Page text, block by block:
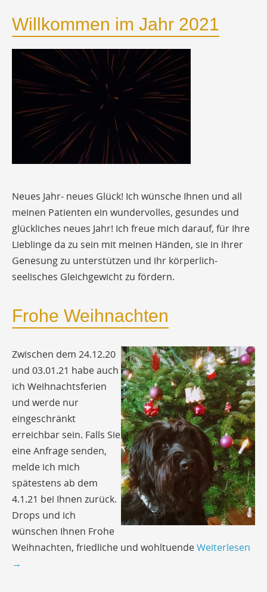
Willkommen im Jahr 2021
Neues Jahr- neues Glück! Ich wünsche Ihnen und all
meinen Patienten ein wundervolles, gesundes und
glückliches neues Jahr! Ich freue mich darauf, für Ihre
Lieblinge da zu sein mit meinen Händen, sie in ihrer
Genesung zu unterstützen und ihr körperlich-
seelisches Gleichgewicht zu fördern.
Frohe Weihnachten
Zwischen dem 24.12.20
und 03.01.21 habe auch
ich Weihnachtsferien
und werde nur
eingeschränkt
erreichbar sein. Falls Sie
eine Anfrage senden,
melde ich mich
spätestens ab dem
4.1.21 bei Ihnen zurück.
Drops und ich
wünschen Ihnen Frohe
Weihnachten, friedliche und wohltuendeWeiterlesen
→